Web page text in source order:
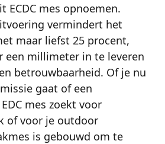
ECDC mes opnoemen.
vermindert het
maar liefst 25 procent,
een millimeter in te leveren
betrouwbaarheid. Of je nu
gaat of een
mes zoekt voor
of voor je outdoor
is gebouwd om te